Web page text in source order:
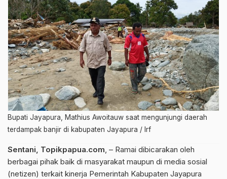
Bupati Jayapura, Mathius Awoitauw saat mengunjungi daerah
terdampak banjir di kabupaten Jayapura / Irf
Sentani, Topikpapua.com , – Ramai dibicarakan oleh
berbagai pihak baik di masyarakat maupun di media sosial
(netizen) terkait kinerja Pemerintah Kabupaten Jayapura